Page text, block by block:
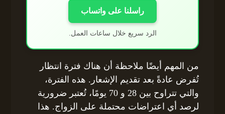
راسلنا على واتساب
الرد سريع خلال ساعات العمل.
من المهم أيضًا ملاحظة أن هناك فترة انتظار
تُفرض عادةً بعد تقديم الإشعار. هذه الفترة،
والتي تتراوح بين 28 و 70 يومًا، تُعتبر ضرورية
لرصد أي اعتراضات محتملة على الزواج. هذا